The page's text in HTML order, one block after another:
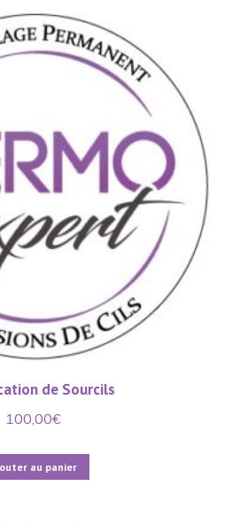
de Sourcils
100,00€
au panier